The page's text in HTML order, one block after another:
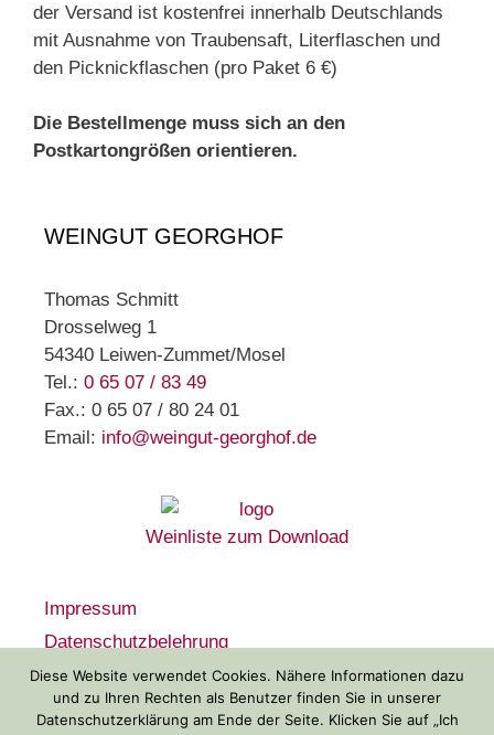
der Versand ist kostenfrei innerhalb Deutschlands
mit Ausnahme von Traubensaft, Literflaschen und
den Picknickflaschen (pro Paket 6 €)
Die Bestellmenge muss sich an den
Postkartongrößen orientieren.
WEINGUT GEORGHOF
Thomas Schmitt
Drosselweg 1
54340 Leiwen-Zummet/Mosel
Tel.: 0 65 07 / 83 49
Fax.: 0 65 07 / 80 24 01
Email: info@weingut-georghof.de
Weinliste zum Download
Impressum
Datenschutzbelehrung
Widerrufsbelehrung
AGB
Diese Website verwendet Cookies. Nähere Informationen dazu
und zu Ihren Rechten als Benutzer finden Sie in unserer
Datenschutzerklärung am Ende der Seite. Klicken Sie auf „Ich